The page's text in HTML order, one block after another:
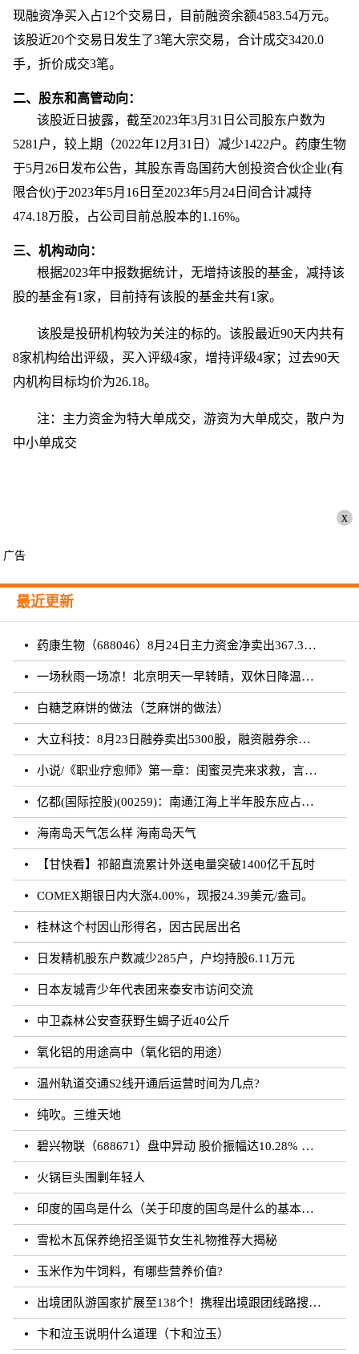
现融资净买入占12个交易日，目前融资余额4583.54万元。
该股近20个交易日发生了3笔大宗交易，合计成交3420.0
手，折价成交3笔。
二、股东和高管动向：
该股近日披露，截至2023年3月31日公司股东户数为
5281户，较上期（2022年12月31日）减少1422户。药康生物
于5月26日发布公告，其股东青岛国药大创投资合伙企业(有
限合伙)于2023年5月16日至2023年5月24日间合计减持
474.18万股，占公司目前总股本的1.16%。
三、机构动向：
根据2023年中报数据统计，无增持该股的基金，减持该
股的基金有1家，目前持有该股的基金共有1家。
该股是投研机构较为关注的标的。该股最近90天内共有
8家机构给出评级，买入评级4家，增持评级4家；过去90天
内机构目标均价为26.18。
注：主力资金为特大单成交，游资为大单成交，散户为
中小单成交
x
广告
最近更新
药康生物（688046）8月24日主力资金净卖出367.31万元
一场秋雨一场凉！北京明天一早转晴，双休日降温雨再来
白糖芝麻饼的做法（芝麻饼的做法）
大立科技：8月23日融券卖出5300股，融资融券余额7.64亿元
小说/《职业疗愈师》第一章：闺蜜灵壳来求救，言闻雨对付暗灵
亿都(国际控股)(00259)：南通江海上半年股东应占溢利约3.62亿元 同比增加21.01%
海南岛天气怎么样 海南岛天气
【甘快看】祁韶直流累计外送电量突破1400亿千瓦时
COMEX期银日内大涨4.00%，现报24.39美元/盎司。
桂林这个村因山形得名，因古民居出名
日发精机股东户数减少285户，户均持股6.11万元
日本友城青少年代表团来泰安市访问交流
中卫森林公安查获野生蝎子近40公斤
氧化铝的用途高中（氧化铝的用途）
温州轨道交通S2线开通后运营时间为几点?
纯吹。三维天地
碧兴物联（688671）盘中异动 股价振幅达10.28% 跌7.03% 报55.2元（08-23）
火锅巨头围剿年轻人
印度的国鸟是什么（关于印度的国鸟是什么的基本详情介绍）
雪松木瓦保养绝招圣诞节女生礼物推荐大揭秘
玉米作为牛饲料，有哪些营养价值?
出境团队游国家扩展至138个！携程出境跟团线路搜索涨超20倍
卞和泣玉说明什么道理（卞和泣玉）